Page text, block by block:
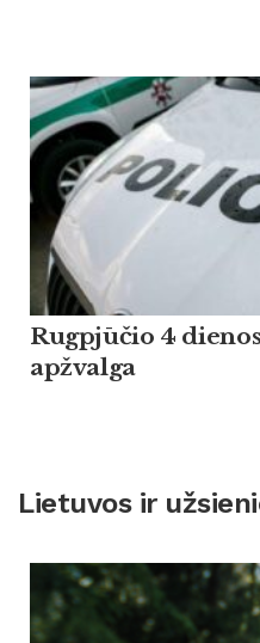
Rugpjūčio 4
apžvalga
Lietuvos ir